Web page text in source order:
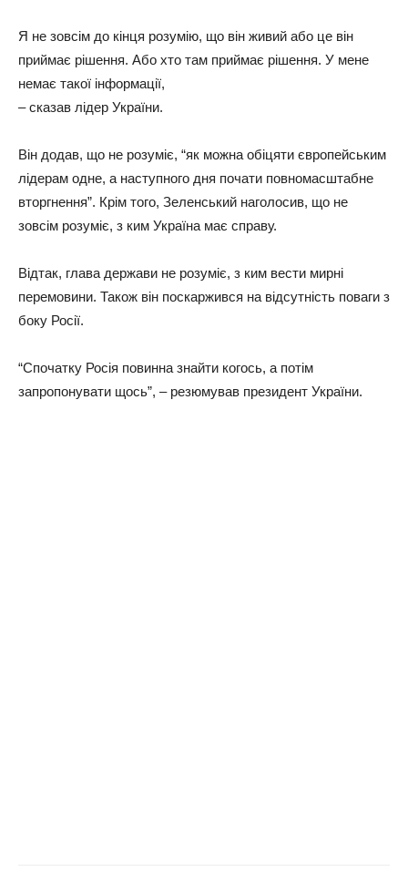
Я не зовсім до кінця розумію, що він живий або це він
приймає рішення. Або хто там приймає рішення. У мене
немає такої інформації,
– сказав лідер України.
Він додав, що не розуміє, “як можна обіцяти європейським
лідерам одне, а наступного дня почати повномасштабне
вторгнення”. Крім того, Зеленський наголосив, що не
зовсім розуміє, з ким Україна має справу.
Відтак, глава держави не розуміє, з ким вести мирні
перемовини. Також він поскаржився на відсутність поваги з
боку Росії.
“Спочатку Росія повинна знайти когось, а потім
запропонувати щось”, – резюмував президент України.